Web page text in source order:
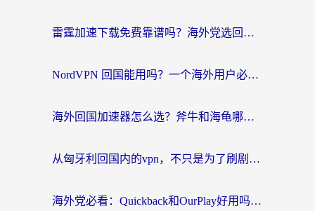
雷霆加速下载免费靠谱吗？海外党选回国加速器的避坑指南（附热门工具对比）
NordVPN 回国能用吗？一个海外用户必须面对的真实困境
海外回国加速器怎么选？斧牛和海龟哪个好？一篇帮你避开坑的实用指南
从匈牙利回国内的vpn，不只是为了刷剧那么简单
海外党必看：Quickback和OurPlay好用吗？3分钟选对回国加速器，无缝刷剧玩游戏